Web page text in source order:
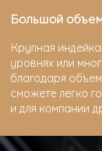
Большой
Крупная
уровнях или
благодаря
сможете легко
и для компании